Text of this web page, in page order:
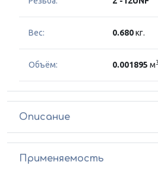
Вес: 0.680кг.
Объём: 0.001895 м3
Описание
Применяемость